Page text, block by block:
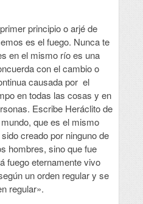
principio o arjé de
es el fuego. Nunca te
en el mismo río es una
con el cambio o
causada por el
en todas las cosas y en
Escribe Heráclito de
que es el mismo
creado por ninguno de
hombres, sino que fue
fuego eternamente vivo
un orden regular y se
regular».